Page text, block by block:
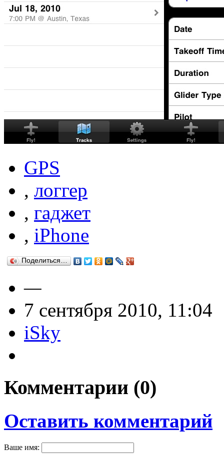
GPS
, логгер
, гаджет
, iPhone
Поделиться…
—
7 сентября 2010, 11:04
iSky
Комментарии (0)
Оставить комментарий
Ваше имя: